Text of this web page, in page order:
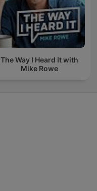
The Way I Heard It with
Mike Rowe